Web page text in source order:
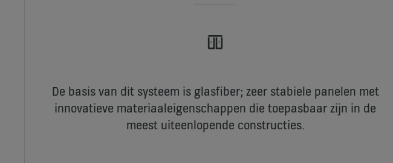
De basis van dit systeem is glasfiber; zeer stabiele panelen met
innovatieve materiaaleigenschappen die toepasbaar zijn in de
meest uiteenlopende constructies.